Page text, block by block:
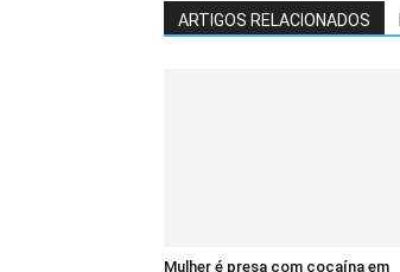
ARTIGOS RELACIONADOS
Mulher é presa com cocaína em